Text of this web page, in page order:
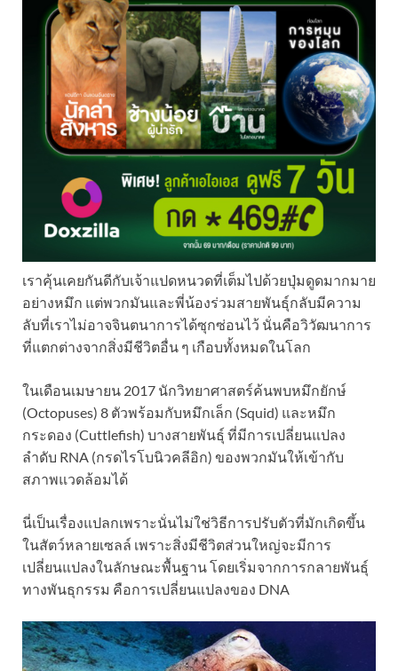
เราคุ้นเคยกันดีกับเจ้าแปดหนวดที่เต็มไปด้วยปุ่มดูดมากมาย
อย่างหมึก แต่พวกมันและพี่น้องร่วมสายพันธุ์กลับมีความ
ลับที่เราไม่อาจจินตนาการได้ซุกซ่อนไว้ นั่นคือวิวัฒนาการ
ที่แตกต่างจากสิ่งมีชีวิตอื่น ๆ เกือบทั้งหมดในโลก
ในเดือนเมษายน 2017 นักวิทยาศาสตร์ค้นพบหมึกยักษ์
(Octopuses) 8 ตัวพร้อมกับหมึกเล็ก (Squid) และหมึก
กระดอง (Cuttlefish) บางสายพันธุ์ ที่มีการเปลี่ยนแปลง
ลำดับ RNA (กรดไรโบนิวคลีอิก) ของพวกมันให้เข้ากับ
สภาพแวดล้อมได้
นี่เป็นเรื่องแปลกเพราะนั่นไม่ใช่วิธีการปรับตัวที่มักเกิดขึ้น
ในสัตว์หลายเซลล์ เพราะสิ่งมีชีวิตส่วนใหญ่จะมีการ
เปลี่ยนแปลงในลักษณะพื้นฐาน โดยเริ่มจากการกลายพันธุ์
ทางพันธุกรรม คือการเปลี่ยนแปลงของ DNA